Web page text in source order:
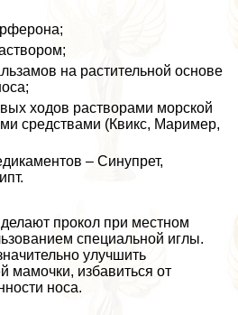
на растительной основе
ходов растворами морской
средствами (Квикс, Маример,
– Синупрет,
прокол при местном
специальной иглы.
улучшить
мамочки, избавиться от
носа.